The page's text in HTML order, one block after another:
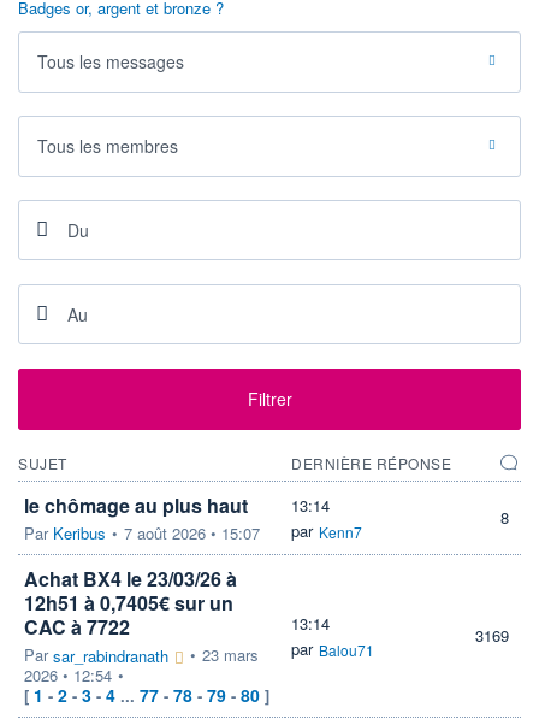
VOLUME
3 363 M€
DERNIER ÉCHANGE
Badges or, argent et bronze ?
Tous les messages
Tous les membres
Filtrer
SUJET DERNIÈRE RÉPONSE
le chômage au plus haut
Par Keribus • 7 août 2026 • 15:07
13:14
par Kenn7
8
Achat BX4 le 23/03/26 à
12h51 à 0,7405€ sur un
CAC à 7722
Parsar_rabindranath • 23 mars
2026 • 12:54 •
[ 1 - 2 - 3 - 4 ... 77 - 78 - 79 - 80 ]
13:14
par Balou71
3169